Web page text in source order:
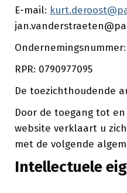
E-mail:
jan.vanderstraeten@
Ondernemingsnummer:
RPR: 0790977095
De toezichthoudende
Door de toegang tot
website verklaart u
met de volgende
Intellectuele